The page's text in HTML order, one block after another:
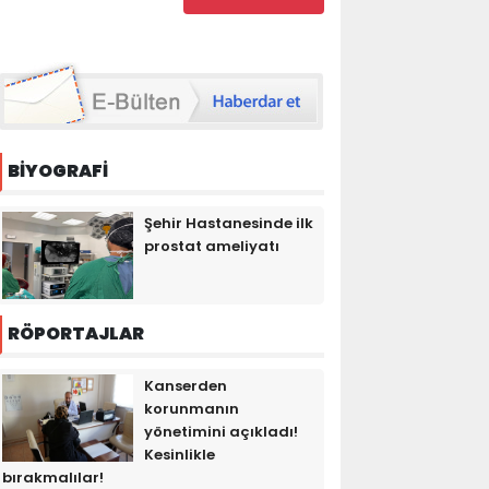
BİYOGRAFİ
Şehir Hastanesinde ilk
prostat ameliyatı
RÖPORTAJLAR
Kanserden
korunmanın
yönetimini açıkladı!
Kesinlikle
bırakmalılar!